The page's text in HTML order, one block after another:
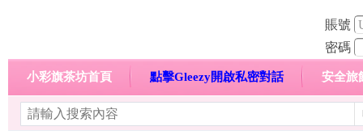
賬號
密碼
小彩旗茶坊首頁 點擊Gleezy開啟私密對話 安全旅